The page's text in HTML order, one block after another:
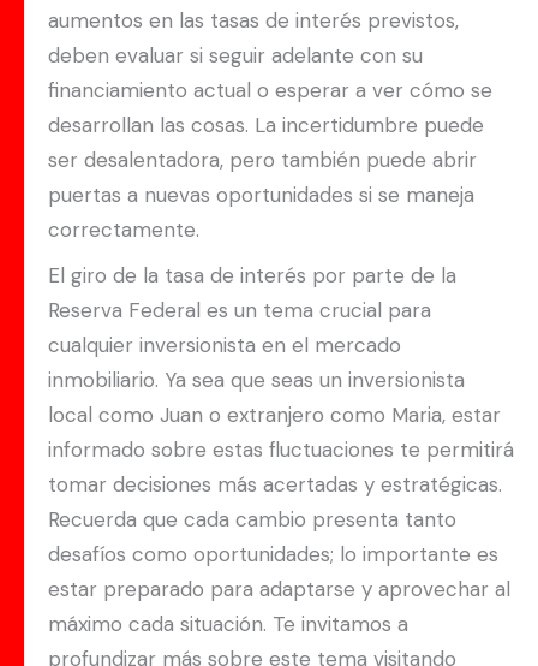
aumentos en las tasas de interés previstos,
deben evaluar si seguir adelante con su
financiamiento actual o esperar a ver cómo se
desarrollan las cosas. La incertidumbre puede
ser desalentadora, pero también puede abrir
puertas a nuevas oportunidades si se maneja
correctamente.
El giro de la tasa de interés por parte de la
Reserva Federal es un tema crucial para
cualquier inversionista en el mercado
inmobiliario. Ya sea que seas un inversionista
local como Juan o extranjero como Maria, estar
informado sobre estas fluctuaciones te permitirá
tomar decisiones más acertadas y estratégicas.
Recuerda que cada cambio presenta tanto
desafíos como oportunidades; lo importante es
estar preparado para adaptarse y aprovechar al
máximo cada situación. Te invitamos a
profundizar más sobre este tema visitando